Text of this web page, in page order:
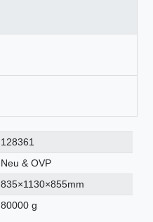
128361
Neu & OVP
835×1130×855mm
80000 g